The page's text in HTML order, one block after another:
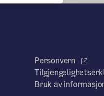
Personvern
Bruk av